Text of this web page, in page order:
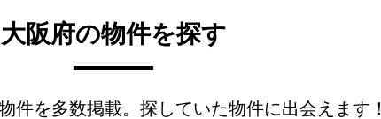
大阪府の物件を探す
件を多数掲載。 探していた物件に出会えます！